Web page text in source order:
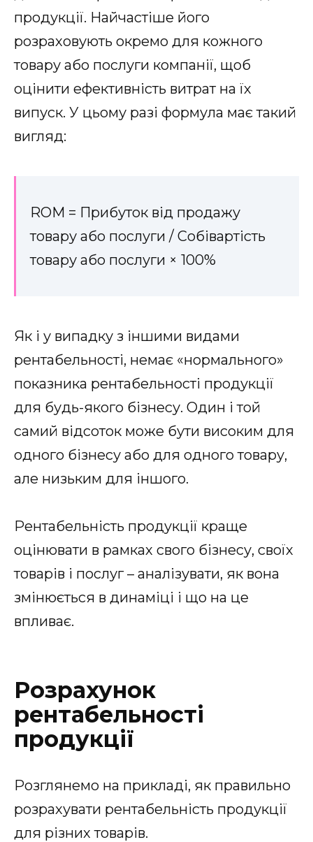
продукції. Найчастіше його
розраховують окремо для кожного
товару або послуги компанії, щоб
оцінити ефективність витрат на їх
випуск. У цьому разі формула має такий
вигляд:
ROM = Прибуток від продажу
товару або послуги / Собівартість
товару або послуги × 100%
Як і у випадку з іншими видами
рентабельності, немає «нормального»
показника рентабельності продукції
для будь-якого бізнесу. Один і той
самий відсоток може бути високим для
одного бізнесу або для одного товару,
але низьким для іншого.
Рентабельність продукції краще
оцінювати в рамках свого бізнесу, своїх
товарів і послуг – аналізувати, як вона
змінюється в динаміці і що на це
впливає.
Розрахунок
рентабельності
продукції
Розглянемо на прикладі, як правильно
розрахувати рентабельність продукції
для різних товарів.